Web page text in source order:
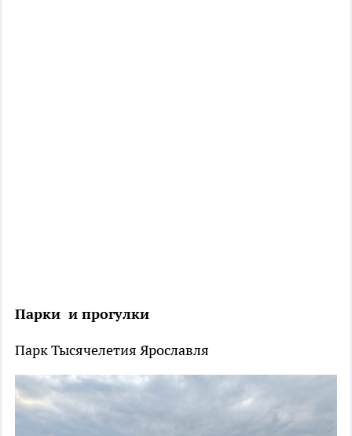
Парки и прогулки
Парк Тысячелетия Ярославля